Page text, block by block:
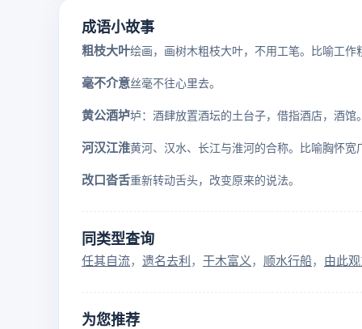
成语小故事
粗枝大叶
毫不介意丝毫不往心里去。
黄公酒垆
河汉江淮黄河、汉水、长江与淮河的合称。比喻胸怀宽
改口沓舌重新转动舌头，改变原来的说法。
同类型查询
任其自流 遗名去利 干木富义 顺水行船 由此
为您推荐